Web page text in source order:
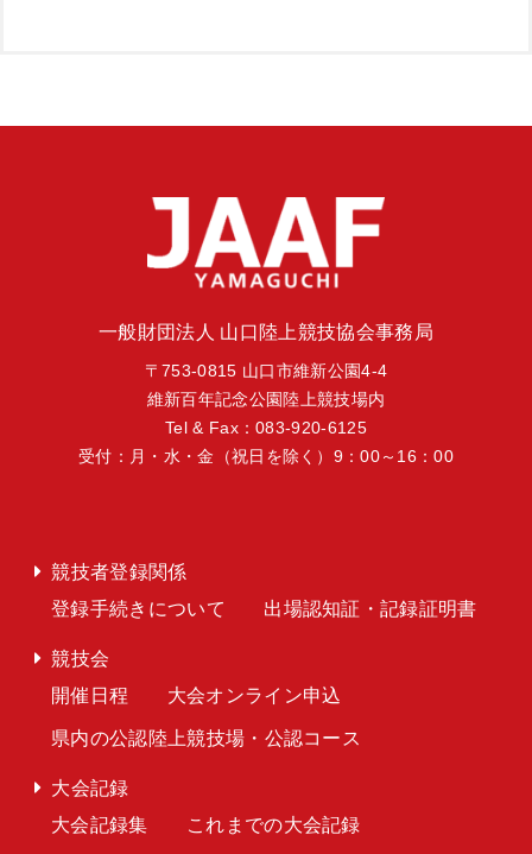
一般財団法人 山口陸上競技協会事務局
〒753-0815 山口市維新公園4-4
維新百年記念公園陸上競技場内
Tel & Fax：083-920-6125
受付：月・水・金（祝日を除く）9：00～16：00
競技者登録関係
登録手続きについて
出場認知証・記録証明書
競技会
開催日程
大会オンライン申込
県内の公認陸上競技場・公認コース
大会記録
大会記録集
これまでの大会記録